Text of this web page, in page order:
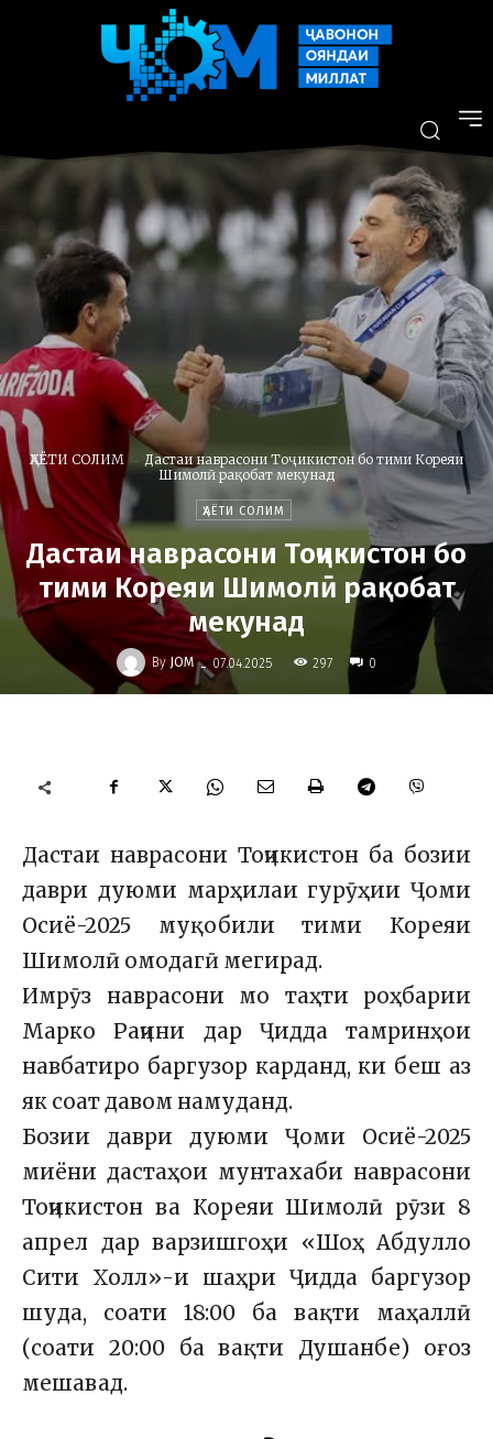
ҲАЁТИ СОЛИМ
Дастаи наврасони Тоҷикистон бо тими Кореяи
Шимолӣ рақобат мекунад
ҲАЁТИ СОЛИМ
Дастаи наврасони Тоҷикистон бо
тими Кореяи Шимолӣ рақобат
мекунад
By JOM - 07.04.2025 297 0
Дастаи наврасони Тоҷикистон ба бозии
даври дуюми марҳилаи гурӯҳии Ҷоми
Осиё-2025 муқобили тими Кореяи
Шимолӣ омодагӣ мегирад.
Имрӯз наврасони мо таҳти роҳбарии
Марко Раҷини дар Ҷидда тамринҳои
навбатиро баргузор карданд, ки беш аз
як соат давом намуданд.
Бозии даври дуюми Ҷоми Осиё-2025
миёни дастаҳои мунтахаби наврасони
Тоҷикистон ва Кореяи Шимолӣ рӯзи 8
апрел дар варзишгоҳи «Шоҳ Абдулло
Сити Холл»-и шаҳри Ҷидда баргузор
шуда, соати 18:00 ба вақти маҳаллӣ
(соати 20:00 ба вақти Душанбе) оғоз
мешавад.